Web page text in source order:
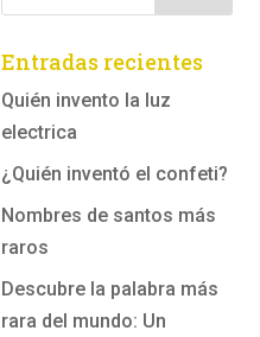
Entradas recientes
Quién invento la luz
electrica
¿Quién inventó el confeti?
Nombres de santos más
raros
Descubre la palabra más
rara del mundo: Un